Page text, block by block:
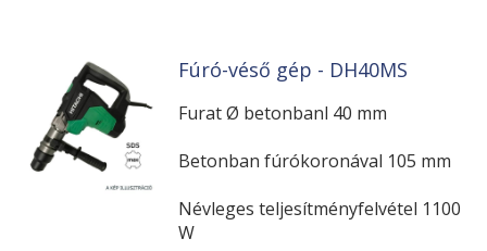
Fúró-véső gép - DH40MS
Furat Ø betonbanl 40 mm
Betonban fúrókoronával 105 mm
Névleges teljesítményfelvétel 1100
W